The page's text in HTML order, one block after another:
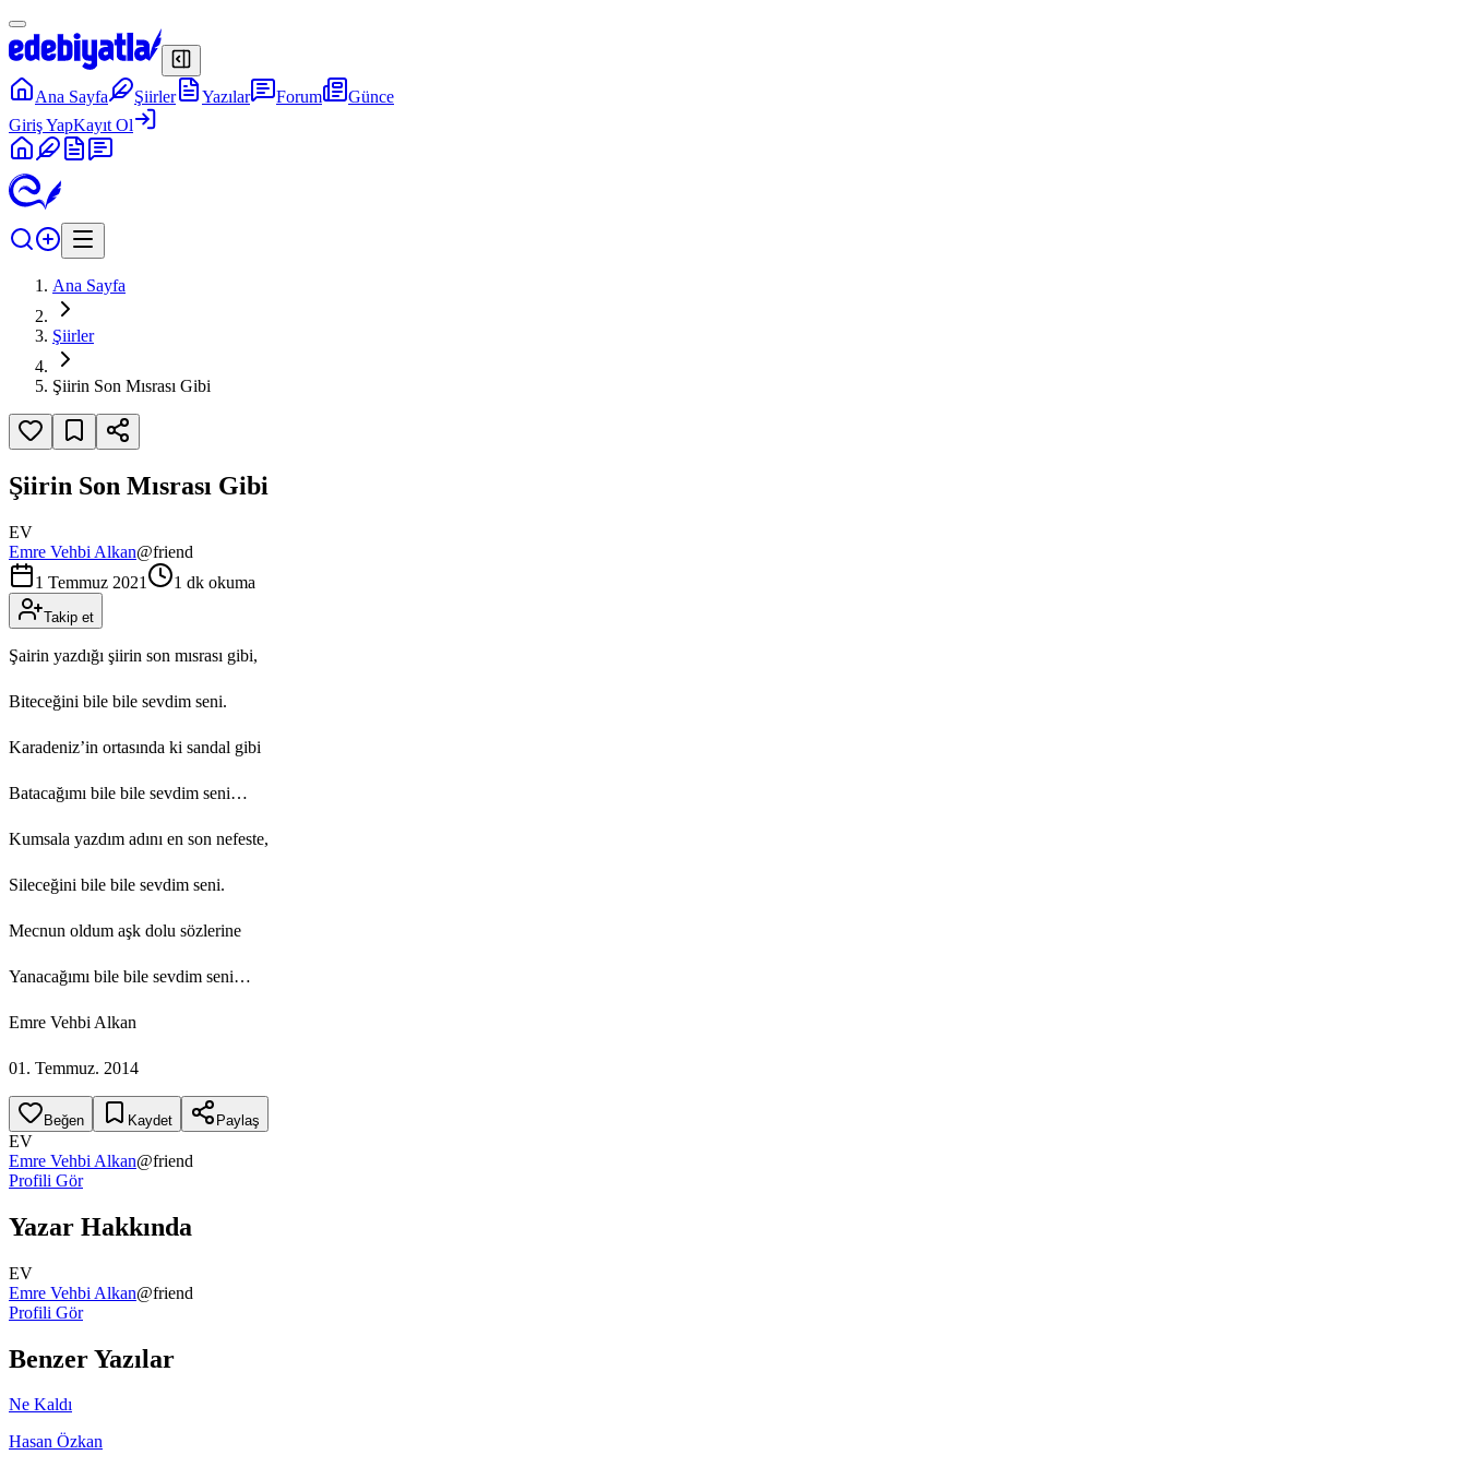
Ana Sayfa Şiirler Yazılar Forum
Günce
Giriş YapKayıt Ol
Ana Sayfa
Şiirler
Şiirin Son Mısrası Gibi
Şiirin Son Mısrası Gibi
EV
Emre Vehbi Alkan@friend
1 Temmuz 2021
1 dk okuma
Takip et
Şairin yazdığı şiirin son mısrası gibi,
Biteceğini bile bile sevdim seni.
Karadeniz’in ortasında ki sandal gibi
Batacağımı bile bile sevdim seni…
Kumsala yazdım adını en son nefeste,
Sileceğini bile bile sevdim seni.
Mecnun oldum aşk dolu sözlerine
Yanacağımı bile bile sevdim seni…
Emre Vehbi Alkan
01. Temmuz. 2014
Beğen Kaydet Paylaş
EV
Emre Vehbi Alkan@friend
Profili Gör
Yazar Hakkında
EV
Emre Vehbi Alkan@friend
Profili Gör
Benzer Yazılar
Ne Kaldı
Hasan Özkan